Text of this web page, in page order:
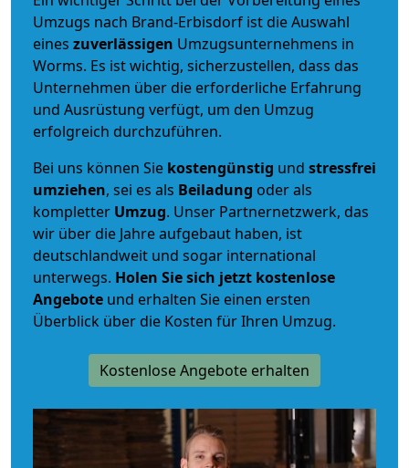
Umzugs nach Brand-Erbisdorf ist die Auswahl
eines zuverlässigen Umzugsunternehmens in
Worms. Es ist wichtig, sicherzustellen, dass das
Unternehmen über die erforderliche Erfahrung
und Ausrüstung verfügt, um den Umzug
erfolgreich durchzuführen.
Bei uns können Sie kostengünstig und stressfrei
umziehen, sei es als Beiladung oder als
kompletter Umzug. Unser Partnernetzwerk, das
wir über die Jahre aufgebaut haben, ist
deutschlandweit und sogar international
unterwegs. Holen Sie sich jetzt kostenlose
Angebote und erhalten Sie einen ersten
Überblick über die Kosten für Ihren Umzug.
Kostenlose Angebote erhalten